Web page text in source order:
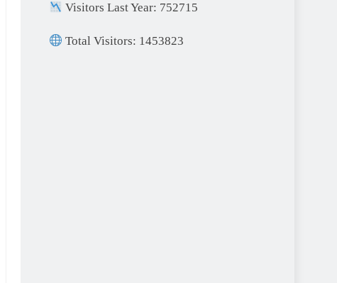
Visitors Last Year: 752715
Total Visitors: 1453823